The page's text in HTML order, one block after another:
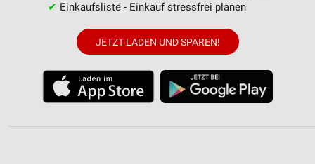
✔ Einkaufsliste - Einkauf stressfrei planen
JETZT LADEN UND SPAREN!